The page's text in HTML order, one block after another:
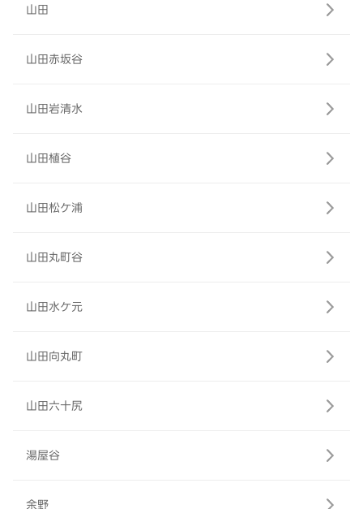
山田
山田赤坂谷
山田岩清水
山田植谷
山田松ケ浦
山田丸町谷
山田水ケ元
山田向丸町
山田六十尻
湯屋谷
余野